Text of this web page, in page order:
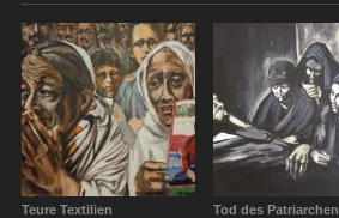
Teure Textilien Tod des Patriarchen